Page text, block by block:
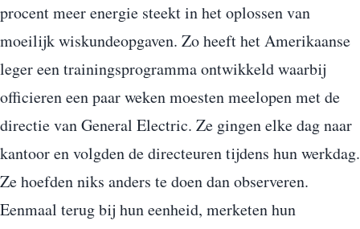
procent meer energie steekt in het oplossen van
moeilijk wiskundeopgaven. Zo heeft het Amerikaanse
leger een trainingsprogramma ontwikkeld waarbij
officieren een paar weken moesten meelopen met de
directie van General Electric. Ze gingen elke dag naar
kantoor en volgden de directeuren tijdens hun werkdag.
Ze hoefden niks anders te doen dan observeren.
Eenmaal terug bij hun eenheid, merketen hun